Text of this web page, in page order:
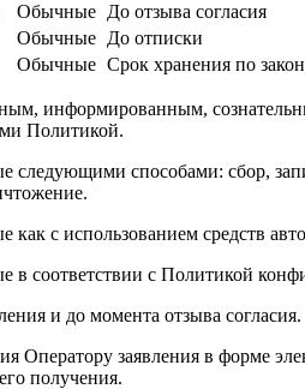
Обычные До отзыва согласия
Обычные До отписки
Обычные Срок хранения по
информированным,
Политикой.
следующими способами: сбор,
с использованием средств
в соответствии с Политикой
и до момента отзыва согласия.
Оператору заявления в форме
получения.